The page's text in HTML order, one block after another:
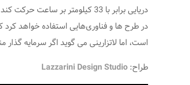
دریایی برابر با 33 کیلومتر
در طرح ها و فناوری‌هایی استفاده خواهد کرد
است، اما لاتزارینی می گوید اگر سرمایه گذار مناسب را
طراح:Lazzarini Design Studio